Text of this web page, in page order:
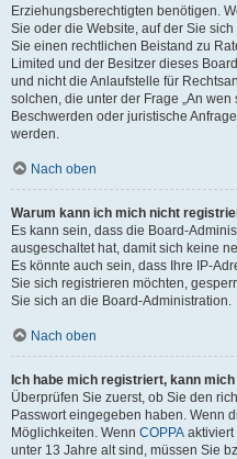
Erziehungsberechtigten benötigen.
Sie oder die Website, auf der Sie
Sie einen rechtlichen Beistand zu
Limited und der Besitzer dieses
und nicht die Anlaufstelle für
solchen, die unter der Frage „An
Beschwerden oder juristische
werden.
Nach oben
Warum kann ich mich nicht
Es kann sein, dass die Board-
ausgeschaltet hat, damit sich keine
Es könnte auch sein, dass Ihre IP-
Sie sich registrieren möchten,
Sie sich an die Board-Administration.
Nach oben
Ich habe mich registriert, kann
Überprüfen Sie zuerst, ob Sie den
Passwort eingegeben haben. Wenn
Möglichkeiten. Wenn COPPA aktiviert
unter 13 Jahre alt sind, müssen Sie